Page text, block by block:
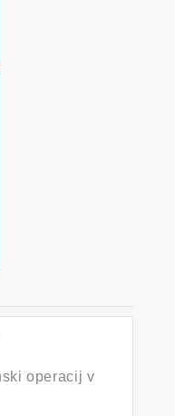
operacij v